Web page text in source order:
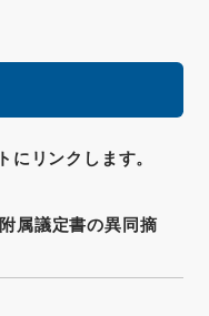
にリンクします。
属議定書の異同摘